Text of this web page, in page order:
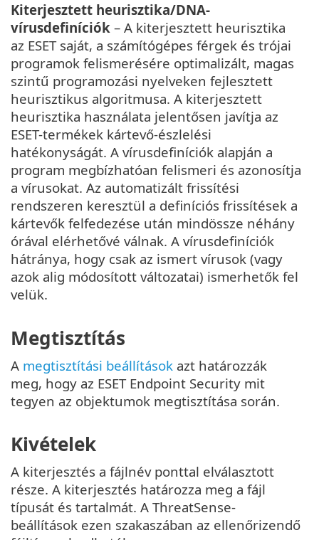
Kiterjesztett heurisztika/DNA-
vírusdefiníciók – A kiterjesztett heurisztika
az ESET saját, a számítógépes férgek és trójai
programok felismerésére optimalizált, magas
szintű programozási nyelveken fejlesztett
heurisztikus algoritmusa. A kiterjesztett
heurisztika használata jelentősen javítja az
ESET-termékek kártevő-észlelési
hatékonyságát. A vírusdefiníciók alapján a
program megbízhatóan felismeri és azonosítja
a vírusokat. Az automatizált frissítési
rendszeren keresztül a definíciós frissítések a
kártevők felfedezése után mindössze néhány
órával elérhetővé válnak. A vírusdefiníciók
hátránya, hogy csak az ismert vírusok (vagy
azok alig módosított változatai) ismerhetők fel
velük.
Megtisztítás
A megtisztítási beállítások azt határozzák
meg, hogy az ESET Endpoint Security mit
tegyen az objektumok megtisztítása során.
Kivételek
A kiterjesztés a fájlnév ponttal elválasztott
része. A kiterjesztés határozza meg a fájl
típusát és tartalmát. A ThreatSense-
beállítások ezen szakaszában az ellenőrizendő